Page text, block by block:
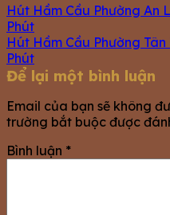
Hút Hầm Cầu Phường An
Phút
Hút Hầm Cầu Phường
Phút
Để lại một bình luận
Email của bạn sẽ không
trường bắt buộc được
Bình luận *